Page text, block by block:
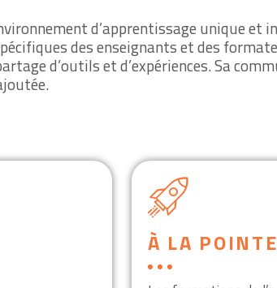
d’apprentissage unique et
des enseignants et des
d’outils et d’expériences. Sa
À LA POINTE